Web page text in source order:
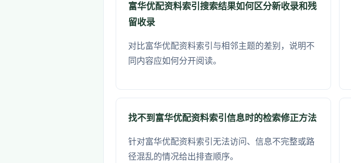
富华优配资料索引搜索结果如何区分新收录和残
留收录
对比富华优配资料索引与相邻主题的差别，说明不
同内容应如何分开阅读。
找不到富华优配资料索引信息时的检索修正方法
针对富华优配资料索引无法访问、信息不完整或路
径混乱的情况给出排查顺序。